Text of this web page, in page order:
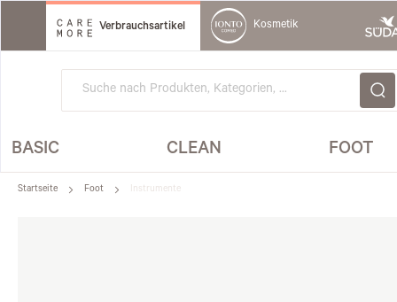
Direkt
zum
Verbrauchsartikel Kosmetik
BASIC CLEAN FOOT
Startseite Foot Instrumente